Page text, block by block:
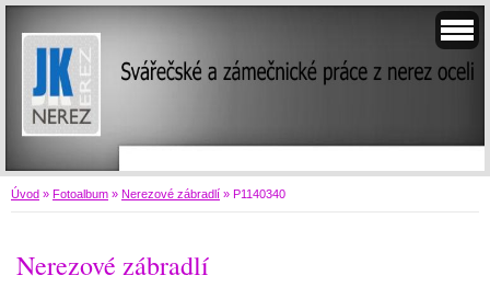
Úvod » Fotoalbum » Nerezové zábradlí » P1140340
Nerezové zábradlí